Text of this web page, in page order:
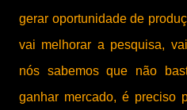
gerar oportunidade de
vai melhorar a pesquisa,
nós sabemos que não
ganhar mercado, é preciso